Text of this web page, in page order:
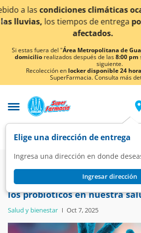
< div class="carousel-inner">
¡Ahora también en
conocer
Si estas fuera del "Área Metropolitana de
domicilio realizados después de las8:00 pm
siguiente.
Recolección en locker disponible 24
SuperFarmacia. Consulta más
Elige una dirección de entrega
Ingresa una dirección en donde
Ingresar dirección
Blog Salud y bienestar
Conoce los 10 beneficios
los probióticos en nuestra
Salud y bienestar Oct 7, 2025